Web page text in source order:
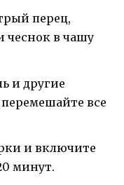
перец,
чеснок в чашу
и другие
все
и включите
минут.